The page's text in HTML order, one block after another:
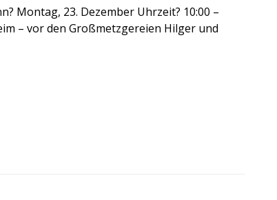
Montag, 23. Dezember Uhrzeit? 10:00 –
– vor den Großmetzgereien Hilger und